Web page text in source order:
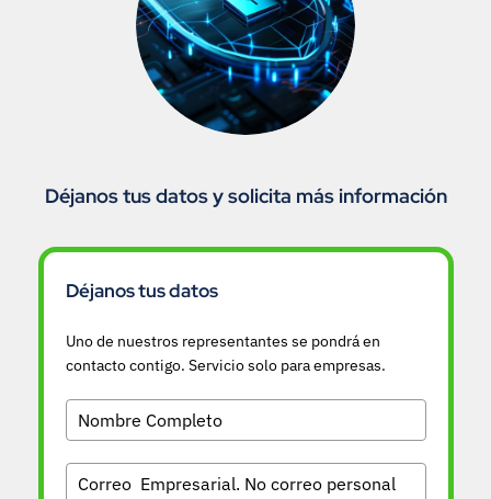
Déjanos tus datos y solicita más información
Déjanos tus datos
Uno de nuestros representantes se pondrá en
contacto contigo. Servicio solo para empresas.